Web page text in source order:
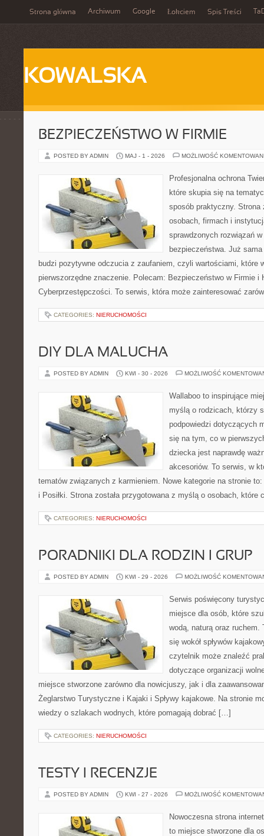
Strona główna Archiwum Google Łokciem Spis Treści
KOWALSKA
BEZPIECZEŃSTWO W FIRMIE
POSTED BY ADMIN MAJ - 1 - 2026 MOŻLIWOŚĆ
Profesjonalna ochrona
które skupia się na
sposób praktyczny. Strona
osobach, firmach i
sprawdzonych rozwiązań
bezpieczeństwa. Już
budzi pozytywne odczucia z zaufaniem, czyli wartościami, które
pierwszorzędne znaczenie. Polecam: Bezpieczeństwo w Firmie i
Cyberprzestępczości. To serwis, która może zainteresować
CATEGORIES: NIERUCHOMOŚCI
DIY DLA MALUCHA
POSTED BY ADMIN KWI - 30 - 2026 MOŻLIWOŚĆ
Wallaboo to inspirujące
myślą o rodzicach, którzy
podpowiedzi dotyczących
się na tym, co w
dziecka jest naprawdę
akcesoriów. To serwis, w
tematów związanych z karmieniem. Nowe kategorie na stronie
i Posiłki. Strona została przygotowana z myślą o osobach,
CATEGORIES: NIERUCHOMOŚCI
PORADNIKI DLA RODZIN I GRUP
POSTED BY ADMIN KWI - 29 - 2026 MOŻLIWOŚĆ
Serwis poświęcony
miejsce dla osób, które
wodą, naturą oraz ruchem.
się wokół spływów
czytelnik może znaleźć
dotyczące organizacji
miejsce stworzone zarówno dla nowicjuszy, jak i dla
Żeglarstwo Turystyczne i Kajaki i Spływy kajakowe. Na stronie
wiedzy o szlakach wodnych, które pomagają dobrać […]
CATEGORIES: NIERUCHOMOŚCI
TESTY I RECENZJE
POSTED BY ADMIN KWI - 27 - 2026 MOŻLIWOŚĆ
Nowoczesna strona
to miejsce stworzone dla